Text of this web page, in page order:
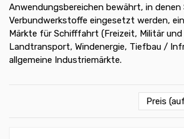
Anwendungsbereichen bewährt, in denen
Verbundwerkstoffe eingesetzt werden,
Märkte für Schifffahrt (Freizeit, Militär und
Landtransport, Windenergie, Tiefbau /
allgemeine Industriemärkte.
Preis